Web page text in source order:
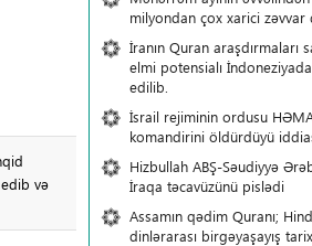
və
milyondan çox xarici zəvvar
İranın Quran araşdırmaları
elmi potensialı
edilib.
İsrail rejiminin ordusu
komandirini öldürdüyü
Hizbullah ABŞ-Səudiyyə
İraqa təcavüzünü pislədi
Assamın qədim Quranı;
dinlərarası birgəyaşayış